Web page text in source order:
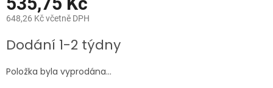
648,26 Kč včetně DPH
cena:
Dodání 1-2 týdny
Položka byla vyprodána…